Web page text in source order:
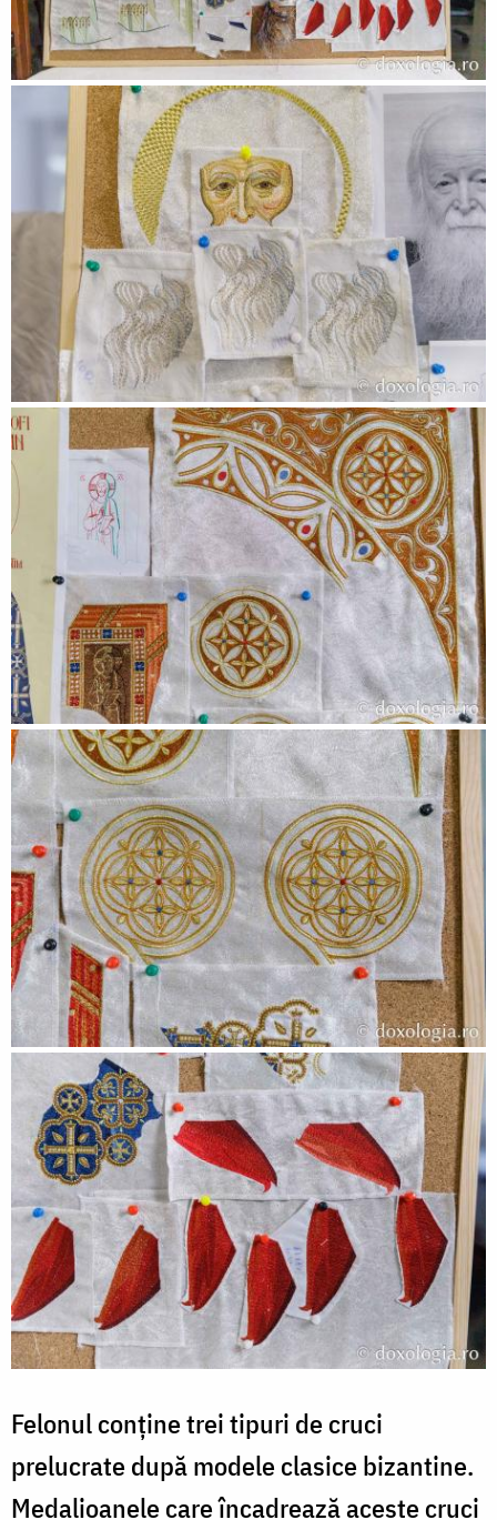
Felonul conține trei tipuri de cruci
prelucrate după modele clasice bizantine.
Medalioanele care încadrează aceste cruci